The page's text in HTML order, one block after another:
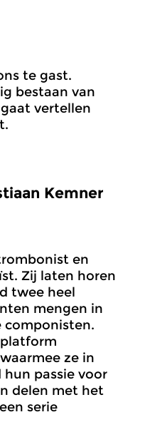
te gast.
bestaan van
vertellen
Kemner
en
Zij laten horen
twee heel
mengen in
componisten.
ze in
passie voor
delen met het
serie